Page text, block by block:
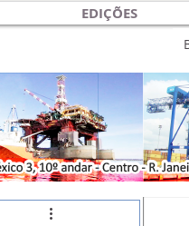
EDIÇÕES